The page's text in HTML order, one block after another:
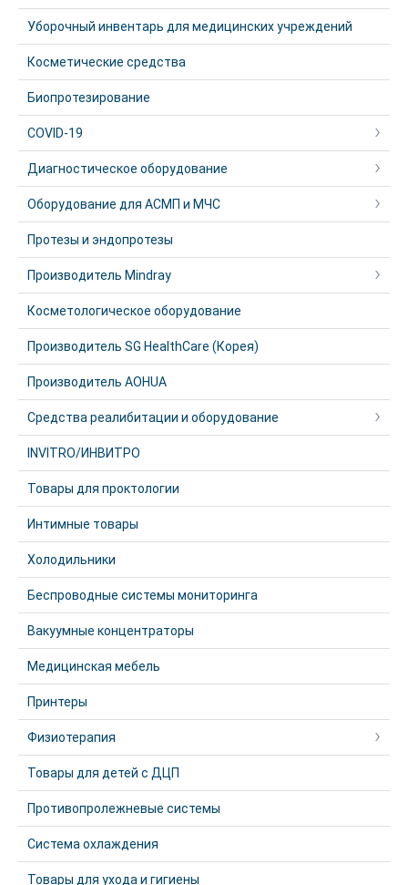
Уборочный инвентарь для медицинских учреждений
Косметические средства
Биопротезирование
COVID-19
Диагностическое оборудование
Оборудование для АСМП и МЧС
Протезы и эндопротезы
Производитель Mindray
Косметологическое оборудование
Производитель SG HealthCare (Корея)
Производитель AOHUA
Средства реалибитации и оборудование
INVITRO/ИНВИТРО
Товары для проктологии
Интимные товары
Холодильники
Беспроводные системы мониторинга
Вакуумные концентраторы
Медицинская мебель
Принтеры
Физиотерапия
Товары для детей с ДЦП
Противопролежневые системы
Система охлаждения
Товары для ухода и гигиены